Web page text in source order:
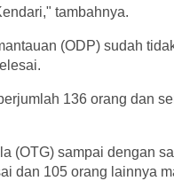
tambahnya.
(ODP) sudah
136 orang dan
(OTG) sampai dengan
dan 105 orang lainnya